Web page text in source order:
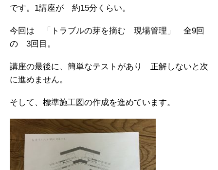
です。1講座が 約15分くらい。
今回は 「トラブルの芽を摘む 現場管理」 全9回
の 3回目。
講座の最後に、簡単なテストがあり 正解しないと次
に進めません。
そして、標準施工図の作成を進めています。